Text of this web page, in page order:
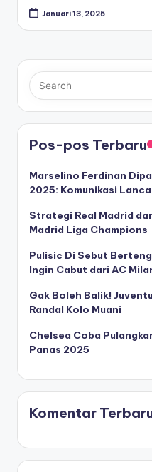
Januari 13, 2025
Pos-pos Terbaru
Marselino Ferdinan
2025: Komunikasi
Strategi Real Madrid
Madrid Liga Champions
Pulisic Di Sebut
Ingin Cabut dari AC
Gak Boleh Balik!
Randal Kolo Muani
Chelsea Coba
Panas 2025
Komentar